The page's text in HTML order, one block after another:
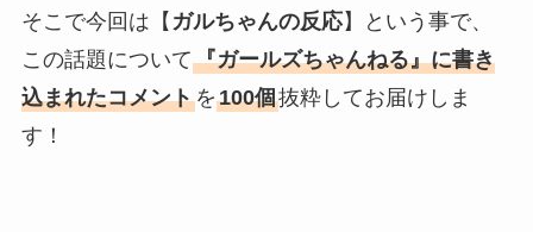
そこで今回は【 ガルちゃんの反応】という事で、
この話題について『ガールズちゃんねる』に書き
込まれたコメントを100個抜粋してお届けしま
す！